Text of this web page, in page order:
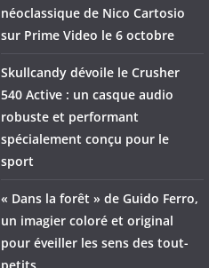
néoclassique de Nico Cartosio
sur Prime Video le 6 octobre
Skullcandy dévoile le Crusher
540 Active : un casque audio
robuste et performant
spécialement conçu pour le
sport
« Dans la forêt » de Guido Ferro,
un imagier coloré et original
pour éveiller les sens des tout-